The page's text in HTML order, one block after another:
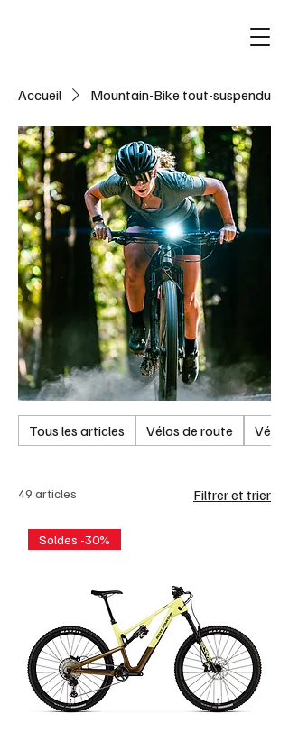
Accueil Mountain-Bike tout-suspendu
Tous les articles Vélos de route
49 articles Filtrer et trier
Soldes -30%